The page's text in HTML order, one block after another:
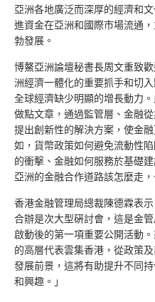
亞洲各地廣泛而深厚的經濟和
進資金在亞洲和國際市場流通
勃發展。
博鰲亞洲論壇秘書長周文重致
洲經濟一體化的重要抓手和切
全球經濟缺少明顯的增長動力
做點文章，通過監管層、金融
提出創新性的解決方案，使金
如，貨幣政策如何避免流動性
的衝擊、金融如何服務於基礎
亞洲的金融合作道路該怎麼走，
香港金融管理局總裁陳德霖表
合辦是次大型硏討會，這是金
啟動後的第一項重要公開活動
的高層代表雲集香港，從政策
發展前景，這將有助提升不同
和興趣。」